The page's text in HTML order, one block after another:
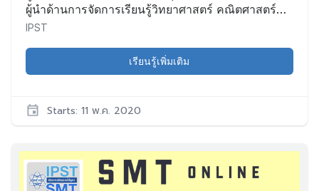
ผู้นำด้านการจัดการเรียนรู้วิทยาศาสตร์ คณิตศาสตร์
และเทคโนโลยี (ระยะที่ 1)
IPST
เรียนรู้เพิ่มเติม
Starts: 11 พ.ค. 2020
PD001